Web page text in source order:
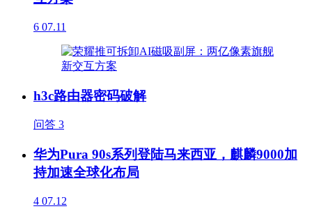
6 07.11
h3c路由器密码破解
问答 3
华为Pura 90s系列登陆马来西亚，麒麟9000加
持加速全球化布局
4 07.12